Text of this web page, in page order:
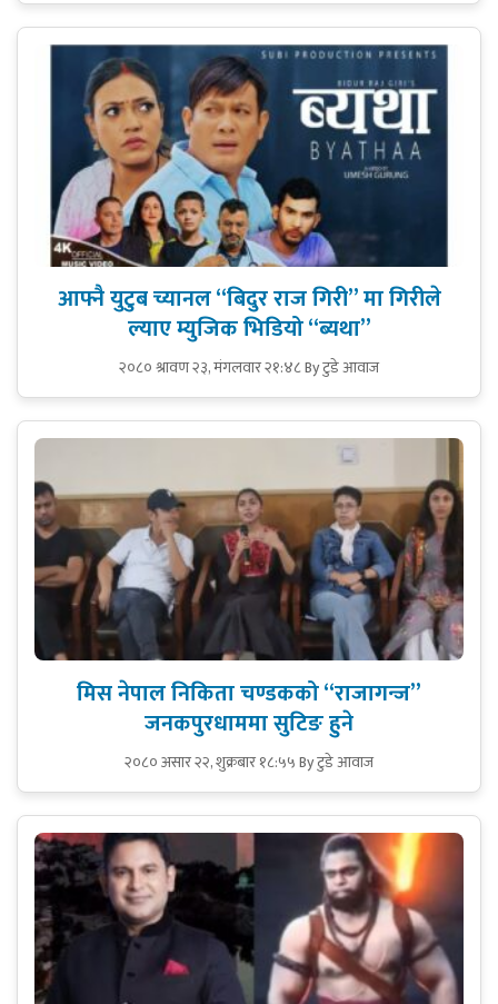
आफ्नै युटुब च्यानल “बिदुर राज गिरी” मा गिरीले
ल्याए म्युजिक भिडियो “ब्यथा”
२०८० श्रावण २३, मंगलवार २१:४८By टुडे आवाज
मिस नेपाल निकिता चण्डकको “राजागन्ज”
जनकपुरधाममा सुटिङ हुने
२०८० असार २२, शुक्रबार १८:५५By टुडे आवाज